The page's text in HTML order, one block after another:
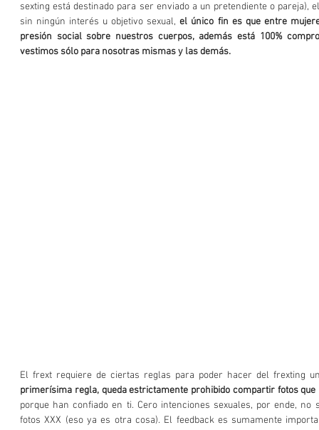
sexting está destinado para ser enviado a un pretendiente o pareja),
sin ningún interés u objetivo sexual, el único fin es que entre
presión social sobre nuestros cuerpos, además está 100%
vestimos sólo para nosotras mismas y las demás.
El frext requiere de ciertas reglas para poder hacer del frexting
primerísima regla, queda estrictamente prohibido compartir fotos que
porque han confiado en ti. Cero intenciones sexuales, por ende, no
fotos XXX (eso ya es otra cosa). El feedback es sumamente